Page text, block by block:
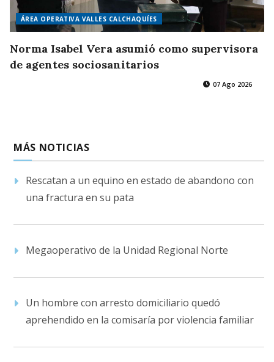
ÁREA OPERATIVA VALLES CALCHAQUÍES
Norma Isabel Vera asumió como supervisora
de agentes sociosanitarios
07 Ago 2026
MÁS NOTICIAS
Rescatan a un equino en estado de abandono con
una fractura en su pata
Megaoperativo de la Unidad Regional Norte
Un hombre con arresto domiciliario quedó
aprehendido en la comisaría por violencia familiar